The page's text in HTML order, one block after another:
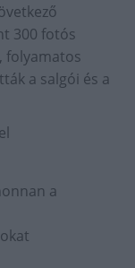
300 fotós
folyamatos
a salgói és a
a